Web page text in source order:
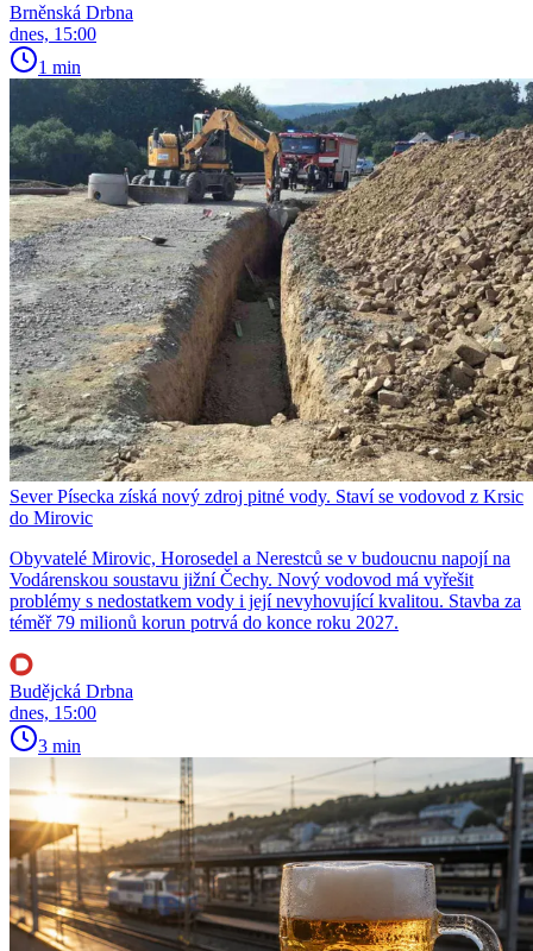
Brněnská Drbna
dnes, 15:00
1 min
Sever Písecka získá nový zdroj pitné vody. Staví se vodovod z Krsic
do Mirovic
Obyvatelé Mirovic, Horosedel a Nerestců se v budoucnu napojí na
Vodárenskou soustavu jižní Čechy. Nový vodovod má vyřešit
problémy s nedostatkem vody i její nevyhovující kvalitou. Stavba za
téměř 79 milionů korun potrvá do konce roku 2027.
Budějcká Drbna
dnes, 15:00
3 min